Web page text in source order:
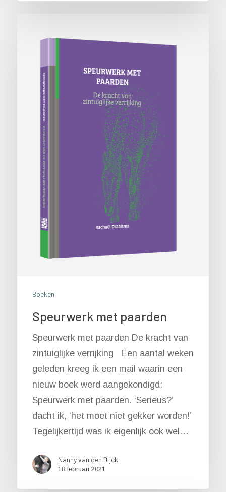
Boeken
Speurwerk met paarden
Speurwerk met paarden De kracht van
zintuiglijke verrijking Een aantal weken
geleden kreeg ik een mail waarin een
nieuw boek werd aangekondigd:
Speurwerk met paarden. ‘Serieus?’
dacht ik, ‘het moet niet gekker worden!’
Tegelijkertijd was ik eigenlijk ook wel…
Nanny van den Dijck
18 februari 2021